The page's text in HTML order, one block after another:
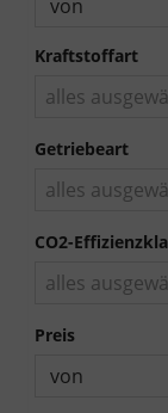
Kraftstoffart
alles
Getriebeart
alles
CO2-
alles
Preis